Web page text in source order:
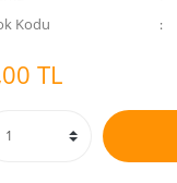
Kodu
TL